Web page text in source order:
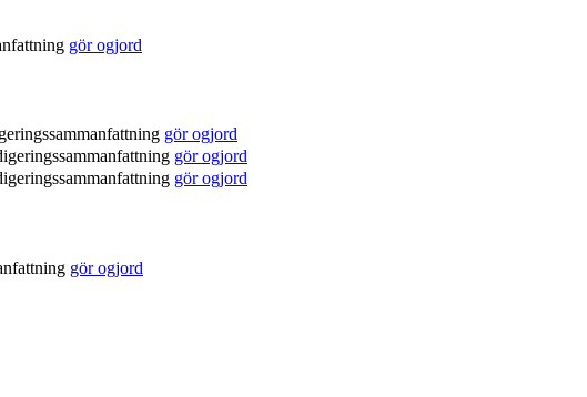
gör ogjord
gör ogjord
gör ogjord
gör ogjord
gör ogjord